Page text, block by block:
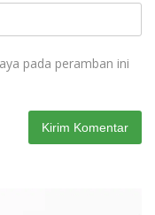
pada peramban ini